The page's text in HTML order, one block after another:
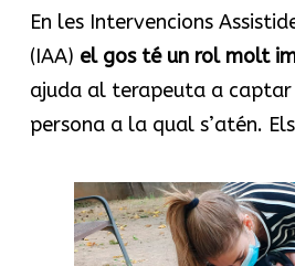
En les Intervencions
(IAA) el gos té un rol molt
ajuda al terapeuta a captar
persona a la qual s’atén.